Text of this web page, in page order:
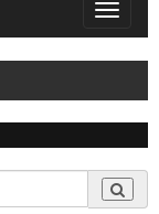
Toggle